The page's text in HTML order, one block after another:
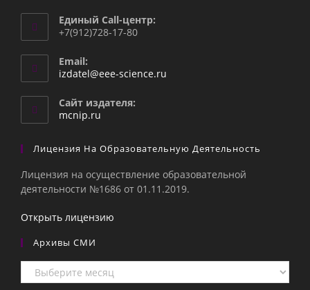
Единый Call-центр:
+7(912)728-17-80
Email:
izdatel@eee-science.ru
Сайт издателя:
mcnip.ru
Лицензия На Образовательную Деятельность
Лицензия на осуществление образовательной
деятельности №1686 от 01.11.2019.
Открыть лицензию
Архивы СМИ
Архивы
СМИ